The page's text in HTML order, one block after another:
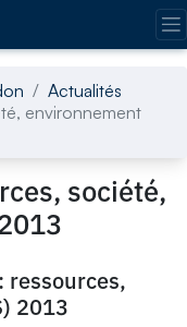
Actualités
environnement
société,
ressources,
2013